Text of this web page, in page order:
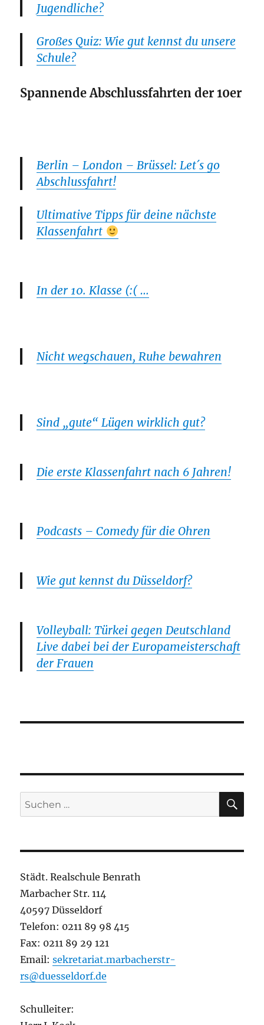
Jugendliche?
Großes Quiz: Wie gut kennst du unsere
Schule?
Spannende Abschlussfahrten der 10er
Berlin – London – Brüssel: Let´s go
Abschlussfahrt!
Ultimative Tipps für deine nächste
Klassenfahrt
In der 10. Klasse (:( …
Nicht wegschauen, Ruhe bewahren
Sind „gute“ Lügen wirklich gut?
Die erste Klassenfahrt nach 6 Jahren!
Podcasts – Comedy für die Ohren
Wie gut kennst du Düsseldorf?
Volleyball: Türkei gegen Deutschland
Live dabei bei der Europameisterschaft
der Frauen
Suchen
nach:
Städt. Realschule Benrath
Marbacher Str. 114
40597 Düsseldorf
Telefon: 0211 89 98 415
Fax: 0211 89 29 121
Email:sekretariat.marbacherstr-
rs@duesseldorf.de
Schulleiter: